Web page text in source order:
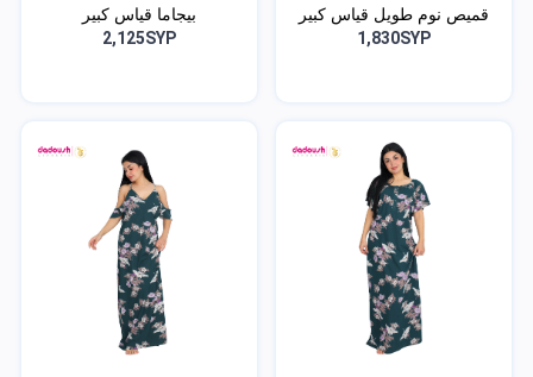
قميص نوم طويل قياس كبير
1,830SYP
بيجاما قياس كبير
2,125SYP